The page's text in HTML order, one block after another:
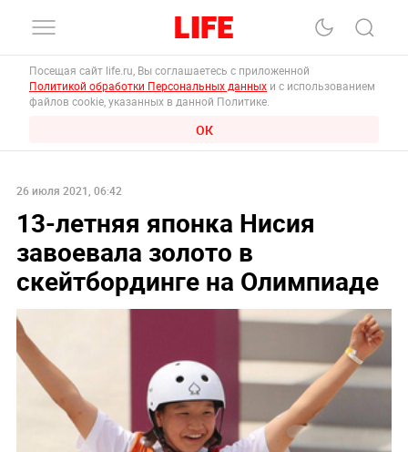
Посещая сайт life.ru, Вы соглашаетесь с приложенной
Политикой обработки Персональных данных и с использованием
файлов cookie, указанных в данной Политике.
ОК
26 июля 2021, 06:42
13-летняя японка Нисия
завоевала золото в
скейтбординге на Олимпиаде